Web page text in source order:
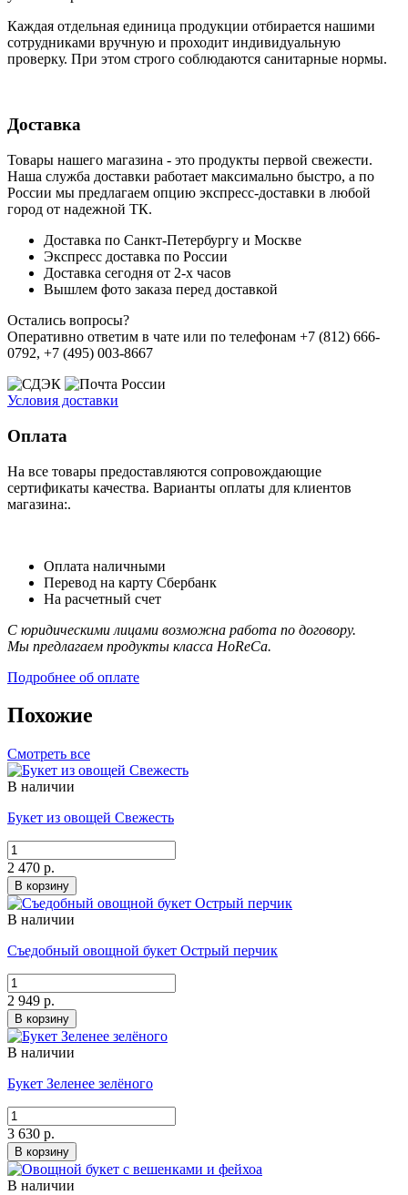
Каждая отдельная единица продукции отбирается нашими
сотрудниками вручную и проходит индивидуальную
проверку. При этом строго соблюдаются санитарные нормы.
Доставка
Товары нашего магазина - это продукты первой свежести.
Наша служба доставки работает максимально быстро, а по
России мы предлагаем опцию экспресс-доставки в любой
город от надежной ТК.
Доставка по Санкт-Петербургу и Москве
Экспресс доставка по России
Доставка сегодня от 2-х часов
Вышлем фото заказа перед доставкой
Остались вопросы?
Оперативно ответим в чате или по телефонам +7 (812) 666-
0792, +7 (495) 003-8667
Условия доставки
Оплата
На все товары предоставляются сопровождающие
сертификаты качества. Варианты оплаты для клиентов
магазина:.
Оплата наличными
Перевод на карту Сбербанк
На расчетный счет
С юридическими лицами возможна работа по договору.
Мы предлагаем продукты класса HoReCa.
Подробнее об оплате
Похожие
Смотреть все
В наличии
Букет из овощей Свежесть
2 470 р.
В корзину
В наличии
Съедобный овощной букет Острый перчик
2 949 р.
В корзину
В наличии
Букет Зеленее зелёного
3 630 р.
В корзину
В наличии